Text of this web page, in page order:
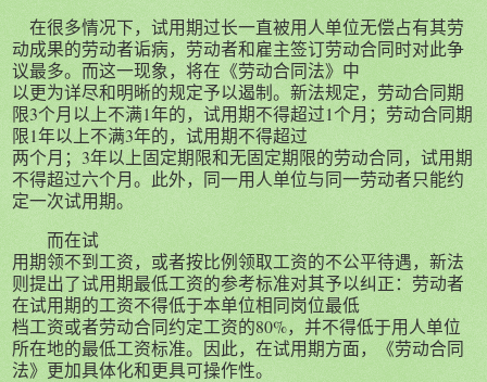
在很多情况下，试用期过长一直被用人单位无偿占有其劳
动成果的劳动者诟病，劳动者和雇主签订劳动合同时对此争
议最多。而这一现象，将在《劳动合同法》中
以更为详尽和明晰的规定予以遏制。新法规定，劳动合同期
限3个月以上不满1年的，试用期不得超过1个月；劳动合同期
限1年以上不满3年的，试用期不得超过
两个月；3年以上固定期限和无固定期限的劳动合同，试用期
不得超过六个月。此外，同一用人单位与同一劳动者只能约
定一次试用期。
而在试
用期领不到工资，或者按比例领取工资的不公平待遇，新法
则提出了试用期最低工资的参考标准对其予以纠正：劳动者
在试用期的工资不得低于本单位相同岗位最低
档工资或者劳动合同约定工资的80%，并不得低于用人单位
所在地的最低工资标准。因此，在试用期方面，《劳动合同
法》更加具体化和更具可操作性。